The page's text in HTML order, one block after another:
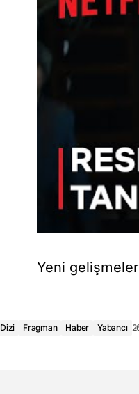
Yeni
Dizi Fragman Haber Yabancı